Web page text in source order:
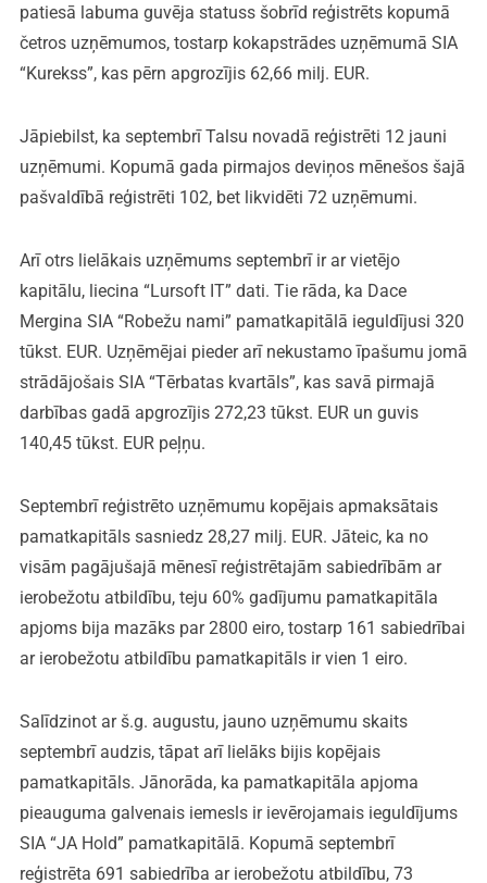
patiesā labuma guvēja statuss šobrīd reģistrēts kopumā
četros uzņēmumos, tostarp kokapstrādes uzņēmumā SIA
“Kurekss”, kas pērn apgrozījis 62,66 milj. EUR.
Jāpiebilst, ka septembrī Talsu novadā reģistrēti 12 jauni
uzņēmumi. Kopumā gada pirmajos deviņos mēnešos šajā
pašvaldībā reģistrēti 102, bet likvidēti 72 uzņēmumi.
Arī otrs lielākais uzņēmums septembrī ir ar vietējo
kapitālu, liecina “Lursoft IT” dati. Tie rāda, ka Dace
Mergina SIA “Robežu nami” pamatkapitālā ieguldījusi 320
tūkst. EUR. Uzņēmējai pieder arī nekustamo īpašumu jomā
strādājošais SIA “Tērbatas kvartāls”, kas savā pirmajā
darbības gadā apgrozījis 272,23 tūkst. EUR un guvis
140,45 tūkst. EUR peļņu.
Septembrī reģistrēto uzņēmumu kopējais apmaksātais
pamatkapitāls sasniedz 28,27 milj. EUR. Jāteic, ka no
visām pagājušajā mēnesī reģistrētajām sabiedrībām ar
ierobežotu atbildību, teju 60% gadījumu pamatkapitāla
apjoms bija mazāks par 2800 eiro, tostarp 161 sabiedrībai
ar ierobežotu atbildību pamatkapitāls ir vien 1 eiro.
Salīdzinot ar š.g. augustu, jauno uzņēmumu skaits
septembrī audzis, tāpat arī lielāks bijis kopējais
pamatkapitāls. Jānorāda, ka pamatkapitāla apjoma
pieauguma galvenais iemesls ir ievērojamais ieguldījums
SIA “JA Hold” pamatkapitālā. Kopumā septembrī
reģistrēta 691 sabiedrība ar ierobežotu atbildību, 73